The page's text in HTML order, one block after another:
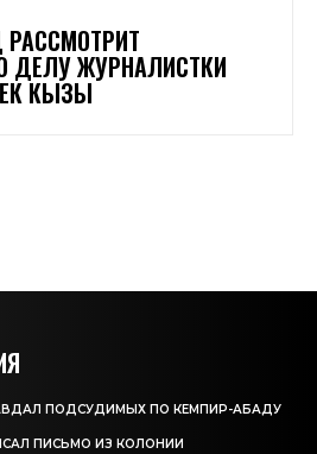
ДЕЛУ ЖУРНАЛИСТКИ
КЫЗЫ
ПОДСУДИМЫХ ПО КЕМПИР-АБАДУ
ПИСЬМО ИЗ КОЛОНИИ